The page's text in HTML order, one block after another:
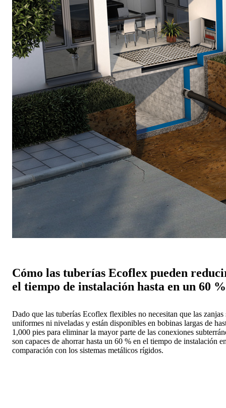
Cómo las tuberías Ecoflex pueden
el tiempo de instalación hasta en un 60 %
Dado que las tuberías Ecoflex flexibles no necesitan que las zanjas
uniformes ni niveladas y están disponibles en bobinas largas de
1,000 pies para eliminar la mayor parte de las conexiones
son capaces de ahorrar hasta un 60 % en el tiempo de instalación
comparación con los sistemas metálicos rígidos.